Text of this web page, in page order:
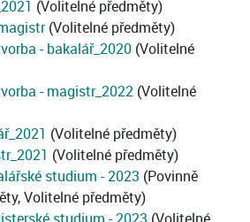
(Volitelné předměty)
(Volitelné předměty)
- bakalář_2020 (Volitelné
- magistr_2022 (Volitelné
(Volitelné předměty)
(Volitelné předměty)
studium - 2023 (Povinně
Volitelné předměty)